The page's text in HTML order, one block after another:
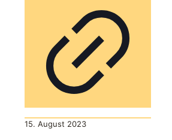
15. August 2023